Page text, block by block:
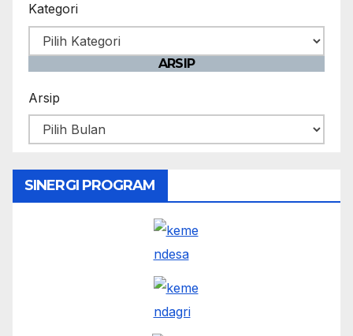
Kategori
ARSIP
Arsip
SINERGI PROGRAM